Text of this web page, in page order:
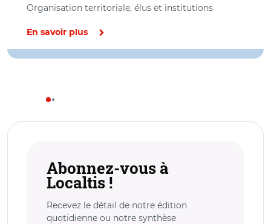
Organisation territoriale, élus et institutions
En savoir plus
Abonnez-vous à
Localtis !
Recevez le détail de notre édition
quotidienne ou notre synthèse